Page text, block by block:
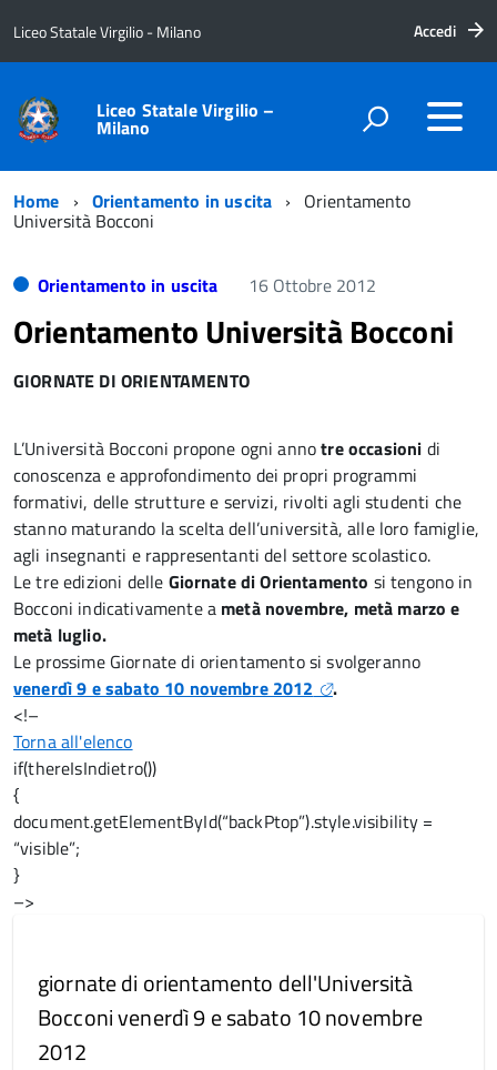
Liceo Statale Virgilio - Milano Accedi
Liceo Statale Virgilio –
Milano
Home Orientamento in uscita Orientamento
Università Bocconi
Orientamento in uscita 16 Ottobre 2012
Orientamento Università Bocconi
GIORNATE DI ORIENTAMENTO
L’Università Bocconi propone ogni annotre occasioni di
conoscenza e approfondimento dei propri programmi
formativi, delle strutture e servizi, rivolti agli studenti che
stanno maturando la scelta dell’università, alle loro famiglie,
agli insegnanti e rappresentanti del settore scolastico.
Le tre edizioni delle Giornate di Orientamento si tengono in
Bocconi indicativamente a metà novembre, metà marzo e
metà luglio.
Le prossime Giornate di orientamento si svolgeranno
venerdì 9 e sabato 10 novembre 2012
.
<!–
Torna all'elenco
if(thereIsIndietro())
{
document.getElementById(“backPtop”).style.visibility =
“visible”;
}
–>
giornate di orientamento dell'Università
Bocconi venerdì 9 e sabato 10 novembre
2012